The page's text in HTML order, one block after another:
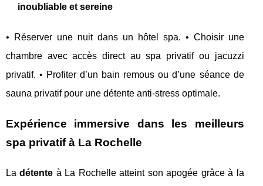
inoubliable et sereine
• Réserver une nuit dans un hôtel spa. • Choisir une
chambre avec accès direct au spa privatif ou jacuzzi
privatif. • Profiter d’un bain remous ou d’une séance de
sauna privatif pour une détente anti-stress optimale.
Expérience immersive dans les meilleurs
spa privatif à La Rochelle
Ladétente à La Rochelle atteint son apogée grâce à la